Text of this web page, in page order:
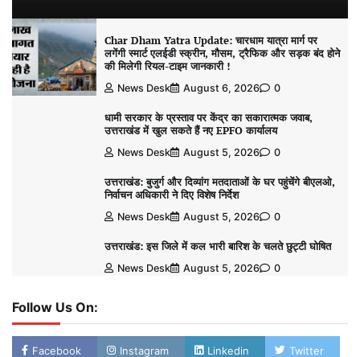
Char Dham Yatra Update: चारधाम यात्रा मार्ग पर
लगेंगी स्मार्ट एलईडी स्क्रीन, मौसम, ट्रैफिक और सड़क बंद होने
की मिलेगी रियल-टाइम जानकारी !
News Desk August 6, 2026 0
धामी सरकार के प्रस्ताव पर केंद्र का सकारात्मक जवाब,
उत्तराखंड में खुल सकते हैं नए EPFO कार्यालय
News Desk August 5, 2026 0
उत्तराखंड: बुजुर्ग और दिव्यांग मतदाताओं के घर पहुंचेंगे बीएलओ,
निर्वाचन अधिकारी ने दिए विशेष निर्देश
News Desk August 5, 2026 0
उत्तराखंड: इस जिले में कल भारी बारिश के चलते छुट्टी घोषित
News Desk August 5, 2026 0
Follow Us On:
Facebook Instagram Linkedin Twitter